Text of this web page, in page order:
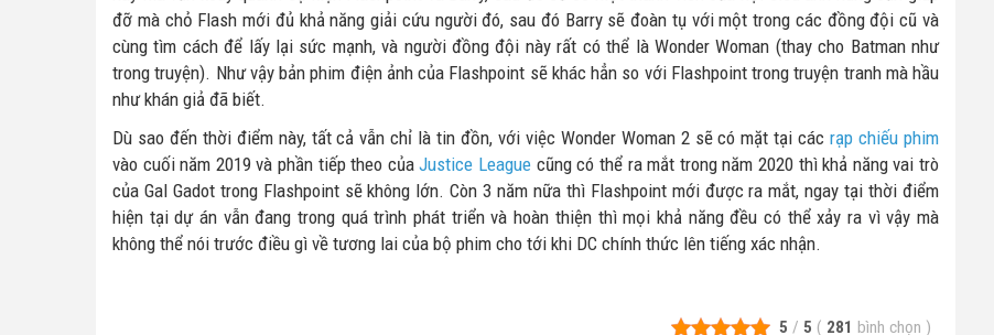
đỡ mà chỏ Flash mới đủ khả năng giải cứu người đó, sau đó Barry sẽ đoàn tụ với một trong các đồng đội cũ và
cùng tìm cách để lấy lại sức mạnh, và người đồng đội này rất có thể là Wonder Woman (thay cho Batman như
trong truyện). Như vậy bản phim điện ảnh của Flashpoint sẽ khác hẳn so với Flashpoint trong truyện tranh mà hầu
như khán giả đã biết.
Dù sao đến thời điểm này, tất cả vẫn chỉ là tin đồn, với việc Wonder Woman 2 sẽ có mặt tại cácrạp chiếu phim
vào cuối năm 2019 và phần tiếp theo củaJustice League cũng có thể ra mắt trong năm 2020 thì khả năng vai trò
của Gal Gadot trong Flashpoint sẽ không lớn. Còn 3 năm nữa thì Flashpoint mới được ra mắt, ngay tại thời điểm
hiện tại dự án vẫn đang trong quá trình phát triển và hoàn thiện thì mọi khả năng đều có thể xảy ra vì vậy mà
không thể nói trước điều gì về tương lai của bộ phim cho tới khi DC chính thức lên tiếng xác nhận.
5 / 5 ( 281 bình chọn )